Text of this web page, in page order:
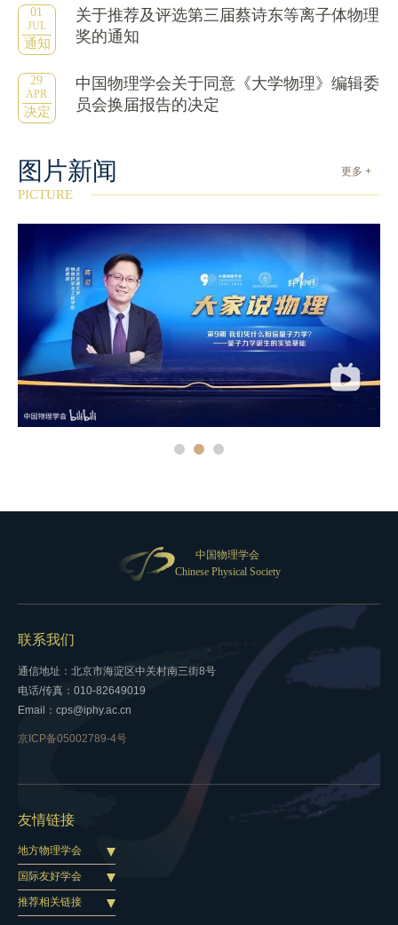
01
JUL
通知
关于推荐及评选第三届蔡诗东等离子体物理
奖的通知
29
APR
决定
中国物理学会关于同意《大学物理》编辑委
员会换届报告的决定
更多 +
图片新闻
PICTURE
中国物理学会
Chinese Physical Society
联系我们
通信地址：北京市海淀区中关村南三街8号
电话/传真：010-82649019
Email：cps@iphy.ac.cn
京ICP备05002789-4号
友情链接
地方物理学会
国际友好学会
推荐相关链接